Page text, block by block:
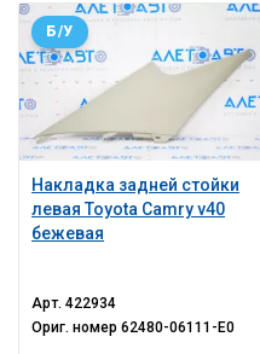
Накладка задней стойки
левая Toyota Camry v40
бежевая
Б/У
Арт.422934
Ориг. номер62480-06111-E0